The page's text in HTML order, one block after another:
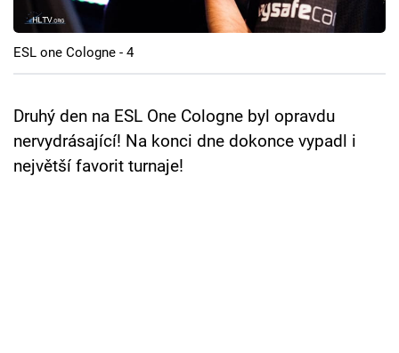
Cool Esport
Pořady
TV Program
Sledujte prima+
ESL one Cologne - 4
Druhý den na ESL One Cologne byl opravdu
nervydrásající! Na konci dne dokonce vypadl i
největší favorit turnaje!